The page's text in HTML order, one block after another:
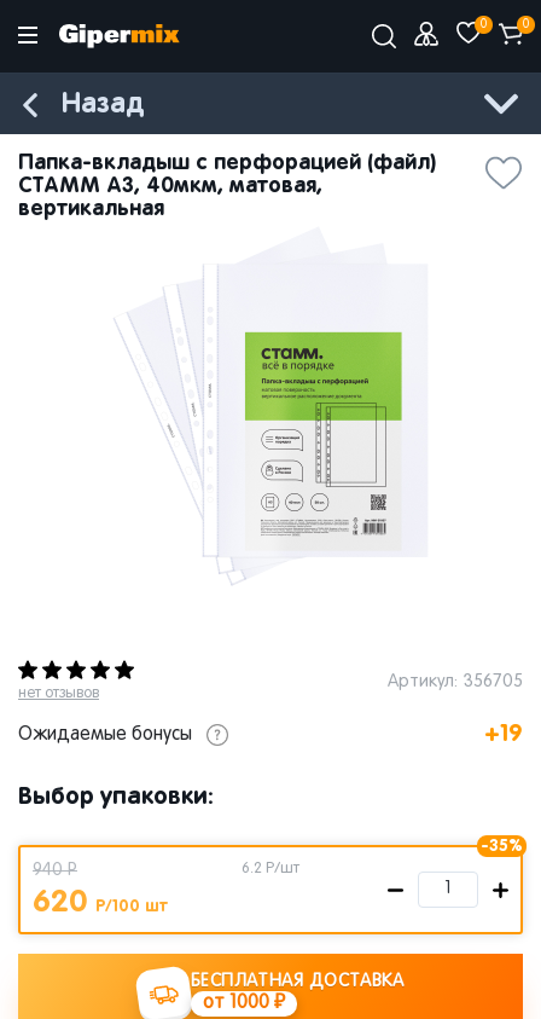
0 0
Назад
Папка-вкладыш с перфорацией (файл)
СТАММ А3, 40мкм, матовая,
вертикальная
нет отзывов
Артикул: 356705
Ожидаемые бонусы +19
Выбор упаковки:
-35%
940 Р
620 Р/100 шт
6.2 Р/шт
БЕСПЛАТНАЯ ДОСТАВКА
от 1000 ₽